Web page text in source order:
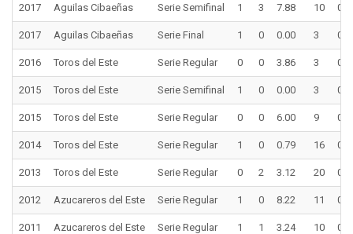
2017 Aguilas Cibaeñas Serie Semifinal 1 3 7.88 10 0
2017 Aguilas Cibaeñas Serie Final 1 0 0.00 3 0
2016 Toros del Este Serie Regular 0 0 3.86 3 0
2015 Toros del Este Serie Semifinal 1 0 0.00 3 0
2015 Toros del Este Serie Regular 0 0 6.00 9 0
2014 Toros del Este Serie Regular 1 0 0.79 16 0
2013 Toros del Este Serie Regular 0 2 3.12 20 0
2012 Azucareros del Este Serie Regular 1 0 8.22 11 0
2011 Azucareros del Este Serie Regular 1 1 3.24 10 0